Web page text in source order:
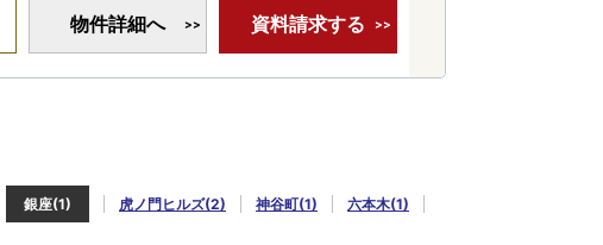
物件詳細へ 資料請求する
銀座(1) 虎ノ門ヒルズ(2) 神谷町(1)
六本木(1)